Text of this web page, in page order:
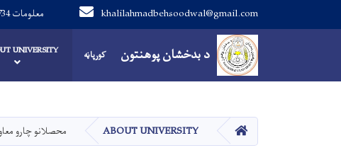
د بدخشان پوهنتون
khalilahmadbehsoodwal@gmail.com 0799446734 معلومات
Main navigation
د بدخشان پوهنتون کورپاڼه UNIVERSITY
کور ABOUT UNIVERSITY محصلانو چارو